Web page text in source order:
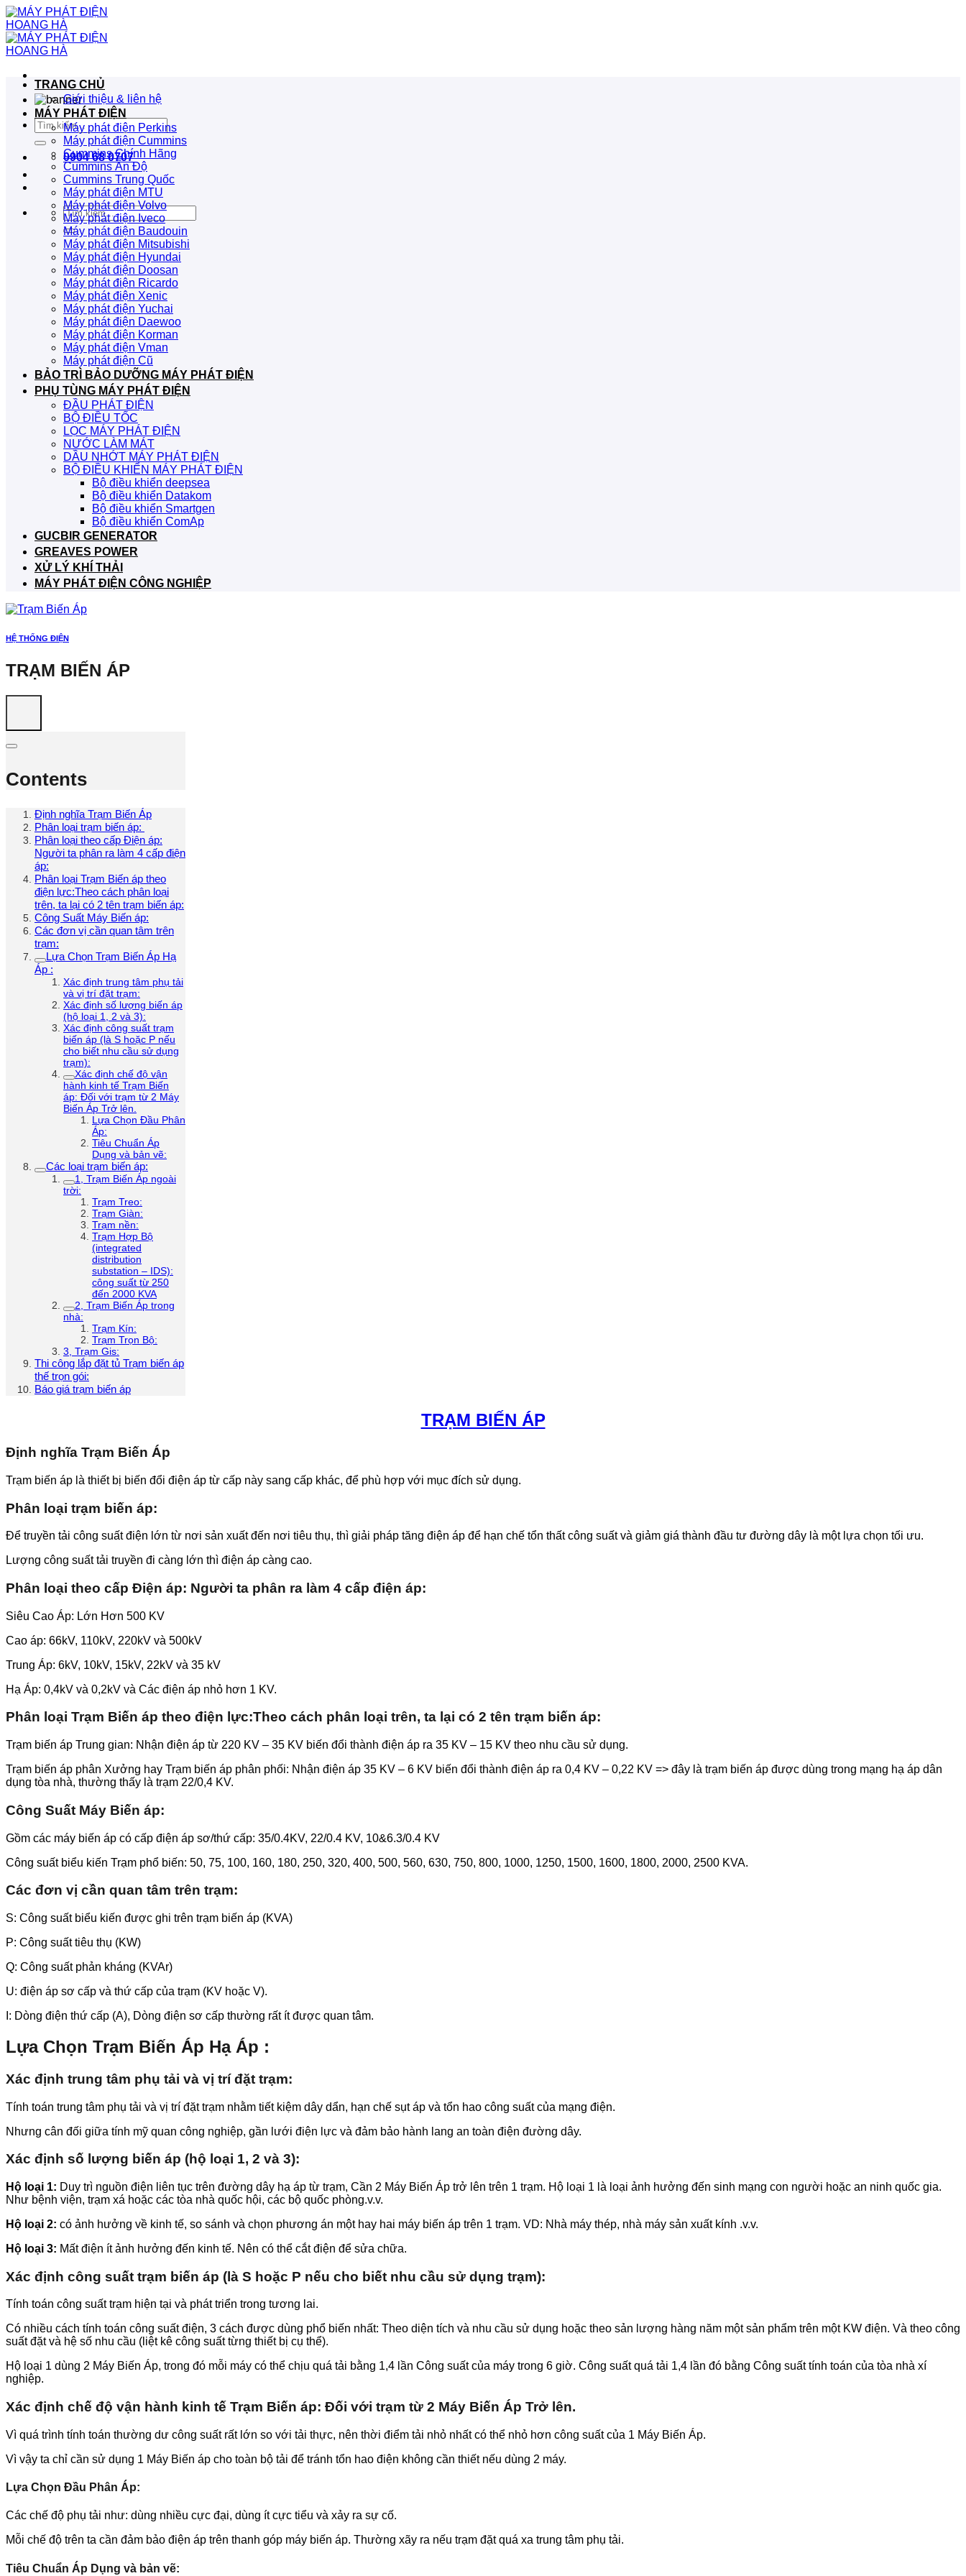
Bỏ
qua
nội
dung
Tìm
kiếm:
0904 68 0707
Tìm
kiếm:
TRANG CHỦ
Giới thiệu & liên hệ
MÁY PHÁT ĐIỆN
Máy phát điện Perkins
Máy phát điện Cummins
Cummins Chính Hãng
Cummins Ấn Độ
Cummins Trung Quốc
Máy phát điện MTU
Máy phát điện Volvo
Máy phát điện Iveco
Máy phát điện Baudouin
Máy phát điện Mitsubishi
Máy phát điện Hyundai
Máy phát điện Doosan
Máy phát điện Ricardo
Máy phát điện Xenic
Máy phát điện Yuchai
Máy phát điện Daewoo
Máy phát điện Korman
Máy phát điện Vman
Máy phát điện Cũ
BẢO TRÌ BẢO DƯỠNG MÁY PHÁT ĐIỆN
PHỤ TÙNG MÁY PHÁT ĐIỆN
ĐẦU PHÁT ĐIỆN
BỘ ĐIỀU TỐC
LỌC MÁY PHÁT ĐIỆN
NƯỚC LÀM MÁT
DẦU NHỚT MÁY PHÁT ĐIỆN
BỘ ĐIỀU KHIỂN MÁY PHÁT ĐIỆN
Bộ điều khiển deepsea
Bộ điều khiển Datakom
Bộ điều khiển Smartgen
Bộ điều khiển ComAp
GUCBIR GENERATOR
GREAVES POWER
XỬ LÝ KHÍ THẢI
MÁY PHÁT ĐIỆN CÔNG NGHIỆP
HỆ THỐNG ĐIỆN
TRẠM BIẾN ÁP
Contents
Định nghĩa Trạm Biến Áp
Phân loại trạm biến áp:
Phân loại theo cấp Điện áp:
Người ta phân ra làm 4 cấp điện
áp:
Phân loại Trạm Biến áp theo
điện lực:Theo cách phân loại
trên, ta lại có 2 tên trạm biến áp:
Công Suất Máy Biến áp:
Các đơn vị cần quan tâm trên
trạm:
Lựa Chọn Trạm Biến Áp Hạ
Áp :
Xác định trung tâm phụ tải
và vị trí đặt trạm:
Xác định số lượng biến áp
(hộ loại 1, 2 và 3):
Xác định công suất trạm
biến áp (là S hoặc P nếu
cho biết nhu cầu sử dụng
trạm):
Xác định chế độ vận
hành kinh tế Trạm Biến
áp: Đối với trạm từ 2 Máy
Biến Áp Trở lên.
Lựa Chọn Đầu Phân
Áp:
Tiêu Chuẩn Áp
Dụng và bản vẽ:
Các loại trạm biến áp:
1, Trạm Biến Áp ngoài
trời:
Trạm Treo:
Trạm Giàn:
Trạm nền:
Trạm Hợp Bộ
(integrated
distribution
substation – IDS):
công suất từ 250
đến 2000 KVA
2, Trạm Biến Áp trong
nhà:
Trạm Kín:
Trạm Trọn Bộ:
3, Trạm Gis:
Thi công lắp đặt tủ Trạm biến áp
thế trọn gói:
Báo giá trạm biến áp
TRẠM BIẾN ÁP
Định nghĩa Trạm Biến Áp
Trạm biến áp là thiết bị biến đổi điện áp từ cấp này sang cấp khác, để phù hợp với mục đích sử dụng.
Phân loại trạm biến áp:
Để truyền tải công suất điện lớn từ nơi sản xuất đến nơi tiêu thụ, thì giải pháp tăng điện áp để hạn chế tổn thất công suất và giảm giá thành đầu tư đường dây là một lựa chọn tối ưu.
Lượng công suất tải truyền đi càng lớn thì điện áp càng cao.
Phân loại theo cấp Điện áp: Người ta phân ra làm 4 cấp điện áp:
Siêu Cao Áp: Lớn Hơn 500 KV
Cao áp: 66kV, 110kV, 220kV và 500kV
Trung Áp: 6kV, 10kV, 15kV, 22kV và 35 kV
Hạ Áp: 0,4kV và 0,2kV và Các điện áp nhỏ hơn 1 KV.
Phân loại Trạm Biến áp theo điện lực:Theo cách phân loại trên, ta lại có 2 tên trạm biến áp:
Trạm biến áp Trung gian: Nhận điện áp từ 220 KV – 35 KV biến đổi thành điện áp ra 35 KV – 15 KV theo nhu cầu sử dụng.
Trạm biến áp phân Xưởng hay Trạm biến áp phân phối: Nhận điện áp 35 KV – 6 KV biến đổi thành điện áp ra 0,4 KV – 0,22 KV => đây là trạm biến áp được dùng trong mạng hạ áp dân
dụng tòa nhà, thường thấy là trạm 22/0,4 KV.
Công Suất Máy Biến áp:
Gồm các máy biến áp có cấp điện áp sơ/thứ cấp: 35/0.4KV, 22/0.4 KV, 10&6.3/0.4 KV
Công suất biểu kiến Trạm phổ biến: 50, 75, 100, 160, 180, 250, 320, 400, 500, 560, 630, 750, 800, 1000, 1250, 1500, 1600, 1800, 2000, 2500 KVA.
Các đơn vị cần quan tâm trên trạm:
S: Công suất biểu kiến được ghi trên trạm biến áp (KVA)
P: Công suất tiêu thụ (KW)
Q: Công suất phản kháng (KVAr)
U: điện áp sơ cấp và thứ cấp của trạm (KV hoặc V).
I: Dòng điện thứ cấp (A), Dòng điện sơ cấp thường rất ít được quan tâm.
Lựa Chọn Trạm Biến Áp Hạ Áp :
Xác định trung tâm phụ tải và vị trí đặt trạm:
Tính toán trung tâm phụ tải và vị trí đặt trạm nhằm tiết kiệm dây dẩn, hạn chế sụt áp và tổn hao công suất của mạng điện.
Nhưng cân đối giữa tính mỹ quan công nghiệp, gần lưới điện lực và đảm bảo hành lang an toàn điện đường dây.
Xác định số lượng biến áp (hộ loại 1, 2 và 3):
Hộ loại 1: Duy trì nguồn điện liên tục trên đường dây hạ áp từ trạm, Cần 2 Máy Biến Áp trở lên trên 1 trạm. Hộ loại 1 là loại ảnh hưởng đến sinh mạng con người hoặc an ninh quốc gia.
Như bệnh viện, trạm xá hoặc các tòa nhà quốc hội, các bộ quốc phòng.v.v.
Hộ loại 2: có ảnh hưởng về kinh tế, so sánh và chọn phương án một hay hai máy biến áp trên 1 trạm. VD: Nhà máy thép, nhà máy sản xuất kính .v.v.
Hộ loại 3: Mất điện ít ảnh hưởng đến kinh tế. Nên có thể cắt điện để sửa chữa.
Xác định công suất trạm biến áp (là S hoặc P nếu cho biết nhu cầu sử dụng trạm):
Tính toán công suất trạm hiện tại và phát triển trong tương lai.
Có nhiều cách tính toán công suất điện, 3 cách được dùng phổ biến nhất: Theo diện tích và nhu cầu sử dụng hoặc theo sản lượng hàng năm một sản phẩm trên một KW điện. Và theo công
suất đặt và hệ số nhu cầu (liệt kê công suất từng thiết bị cụ thể).
Hộ loại 1 dùng 2 Máy Biến Áp, trong đó mỗi máy có thể chịu quá tải bằng 1,4 lần Công suất của máy trong 6 giờ. Công suất quá tải 1,4 lần đó bằng Công suất tính toán của tòa nhà xí
nghiệp.
Xác định chế độ vận hành kinh tế Trạm Biến áp: Đối với trạm từ 2 Máy Biến Áp Trở lên.
Vì quá trình tính toán thường dư công suất rất lớn so với tải thực, nên thời điểm tải nhỏ nhất có thể nhỏ hơn công suất của 1 Máy Biến Áp.
Vì vậy ta chỉ cần sử dụng 1 Máy Biến áp cho toàn bộ tải để tránh tổn hao điện không cần thiết nếu dùng 2 máy.
Lựa Chọn Đầu Phân Áp:
Các chế độ phụ tải như: dùng nhiều cực đại, dùng ít cực tiểu và xảy ra sự cố.
Mỗi chế độ trên ta cần đảm bảo điện áp trên thanh góp máy biến áp. Thường xãy ra nếu trạm đặt quá xa trung tâm phụ tải.
Tiêu Chuẩn Áp Dụng và bản vẽ: